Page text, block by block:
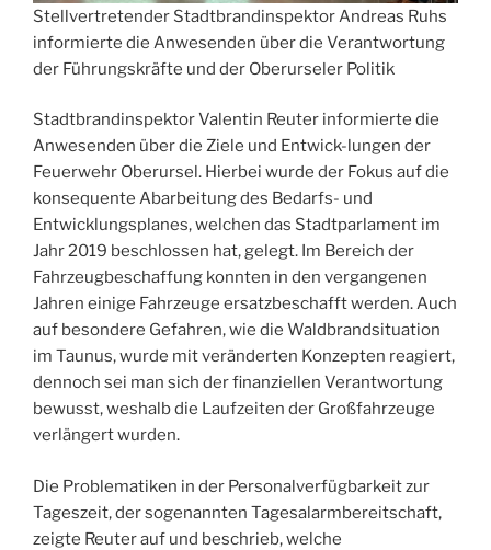
Stellvertretender Stadtbrandinspektor Andreas Ruhs
informierte die Anwesenden über die Verantwortung
der Führungskräfte und der Oberurseler Politik
Stadtbrandinspektor Valentin Reuter informierte die
Anwesenden über die Ziele und Entwick-lungen der
Feuerwehr Oberursel. Hierbei wurde der Fokus auf die
konsequente Abarbeitung des Bedarfs- und
Entwicklungsplanes, welchen das Stadtparlament im
Jahr 2019 beschlossen hat, gelegt. Im Bereich der
Fahrzeugbeschaffung konnten in den vergangenen
Jahren einige Fahrzeuge ersatzbeschafft werden. Auch
auf besondere Gefahren, wie die Waldbrandsituation
im Taunus, wurde mit veränderten Konzepten reagiert,
dennoch sei man sich der finanziellen Verantwortung
bewusst, weshalb die Laufzeiten der Großfahrzeuge
verlängert wurden.
Die Problematiken in der Personalverfügbarkeit zur
Tageszeit, der sogenannten Tagesalarmbereitschaft,
zeigte Reuter auf und beschrieb, welche